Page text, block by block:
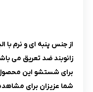
از جنس پنبه ای و نرم با
زانوبند ضد تعریق می
برای شستشو این محصول
شما عزیزان برای